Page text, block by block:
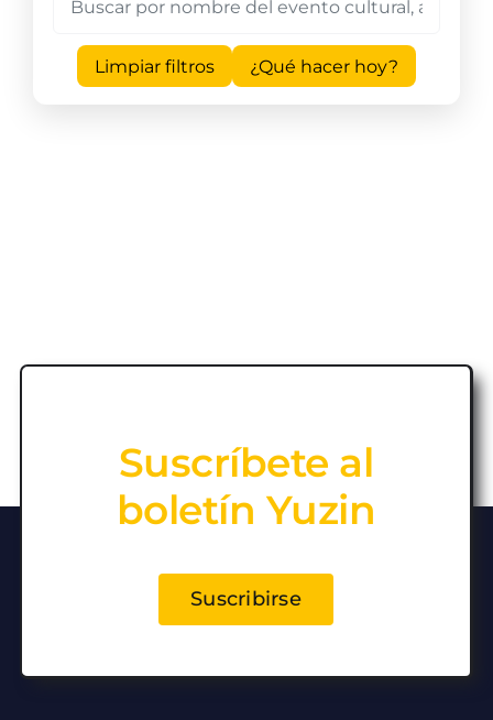
Limpiar filtros ¿Qué hacer hoy?
Suscríbete al
boletín Yuzin
Suscribirse